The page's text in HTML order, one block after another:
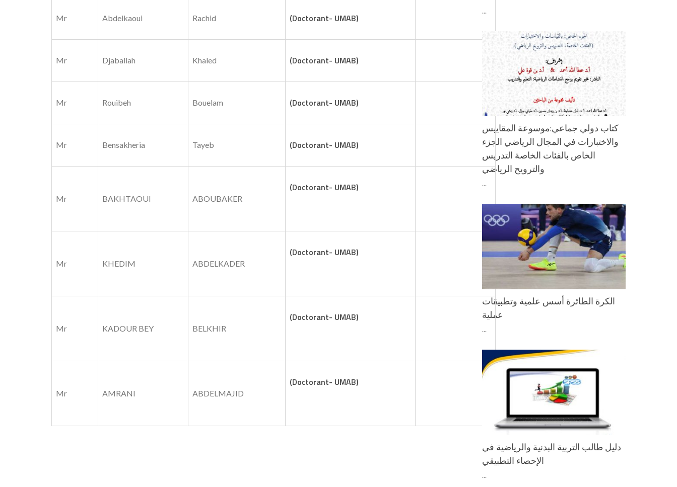
Mr Abdelkaoui Rachid (Doctorant- UMAB)
Mr Djaballah Khaled (Doctorant- UMAB)
Mr Rouibeh Bouelam (Doctorant- UMAB)
Mr Bensakheria Tayeb (Doctorant- UMAB)
Mr BAKHTAOUI ABOUBAKER
(Doctorant- UMAB)
Mr KHEDIM ABDELKADER
(Doctorant- UMAB)
Mr KADOUR BEY BELKHIR
(Doctorant- UMAB)
Mr AMRANI ABDELMAJID
(Doctorant- UMAB)
...
كتاب دولي جماعي:موسوعة المقاييس
والاختبارات في المجال الرياضي الجزء
الخاص بالفئات الخاصة التدريس
والترويح الرياضي
...
الكرة الطائرة أسس علمية وتطبيقات
عملية
...
دليل طالب التربية البدنية والرياضية في
الإحصاء التطبيقي
...